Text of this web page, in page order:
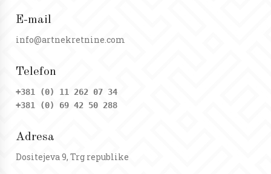
E-mail
info@artnekretnine.com
Telefon
+381 (0) 11 262 07 34
+381 (0) 69 42 50 288
Adresa
Dositejeva 9, Trg republike